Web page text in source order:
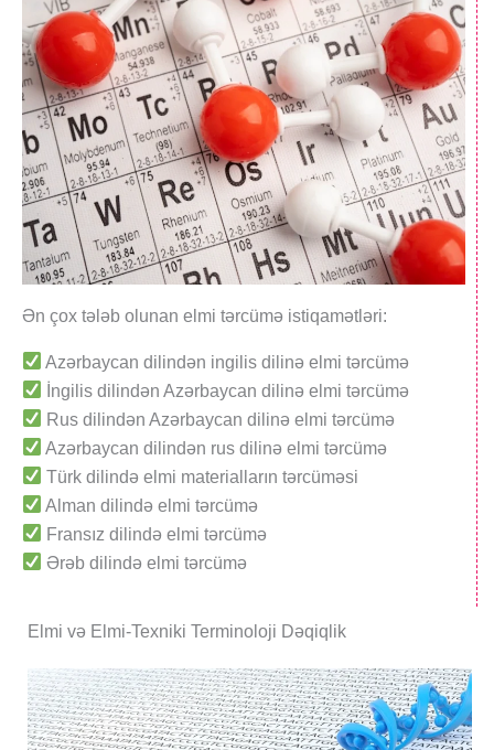
Ən çox tələb olunan elmi tərcümə istiqamətləri:
Azərbaycan dilindən ingilis dilinə elmi tərcümə
İngilis dilindən Azərbaycan dilinə elmi tərcümə
Rus dilindən Azərbaycan dilinə elmi tərcümə
Azərbaycan dilindən rus dilinə elmi tərcümə
Türk dilində elmi materialların tərcüməsi
Alman dilində elmi tərcümə
Fransız dilində elmi tərcümə
Ərəb dilində elmi tərcümə
Elmi və Elmi-Texniki Terminoloji Dəqiqlik